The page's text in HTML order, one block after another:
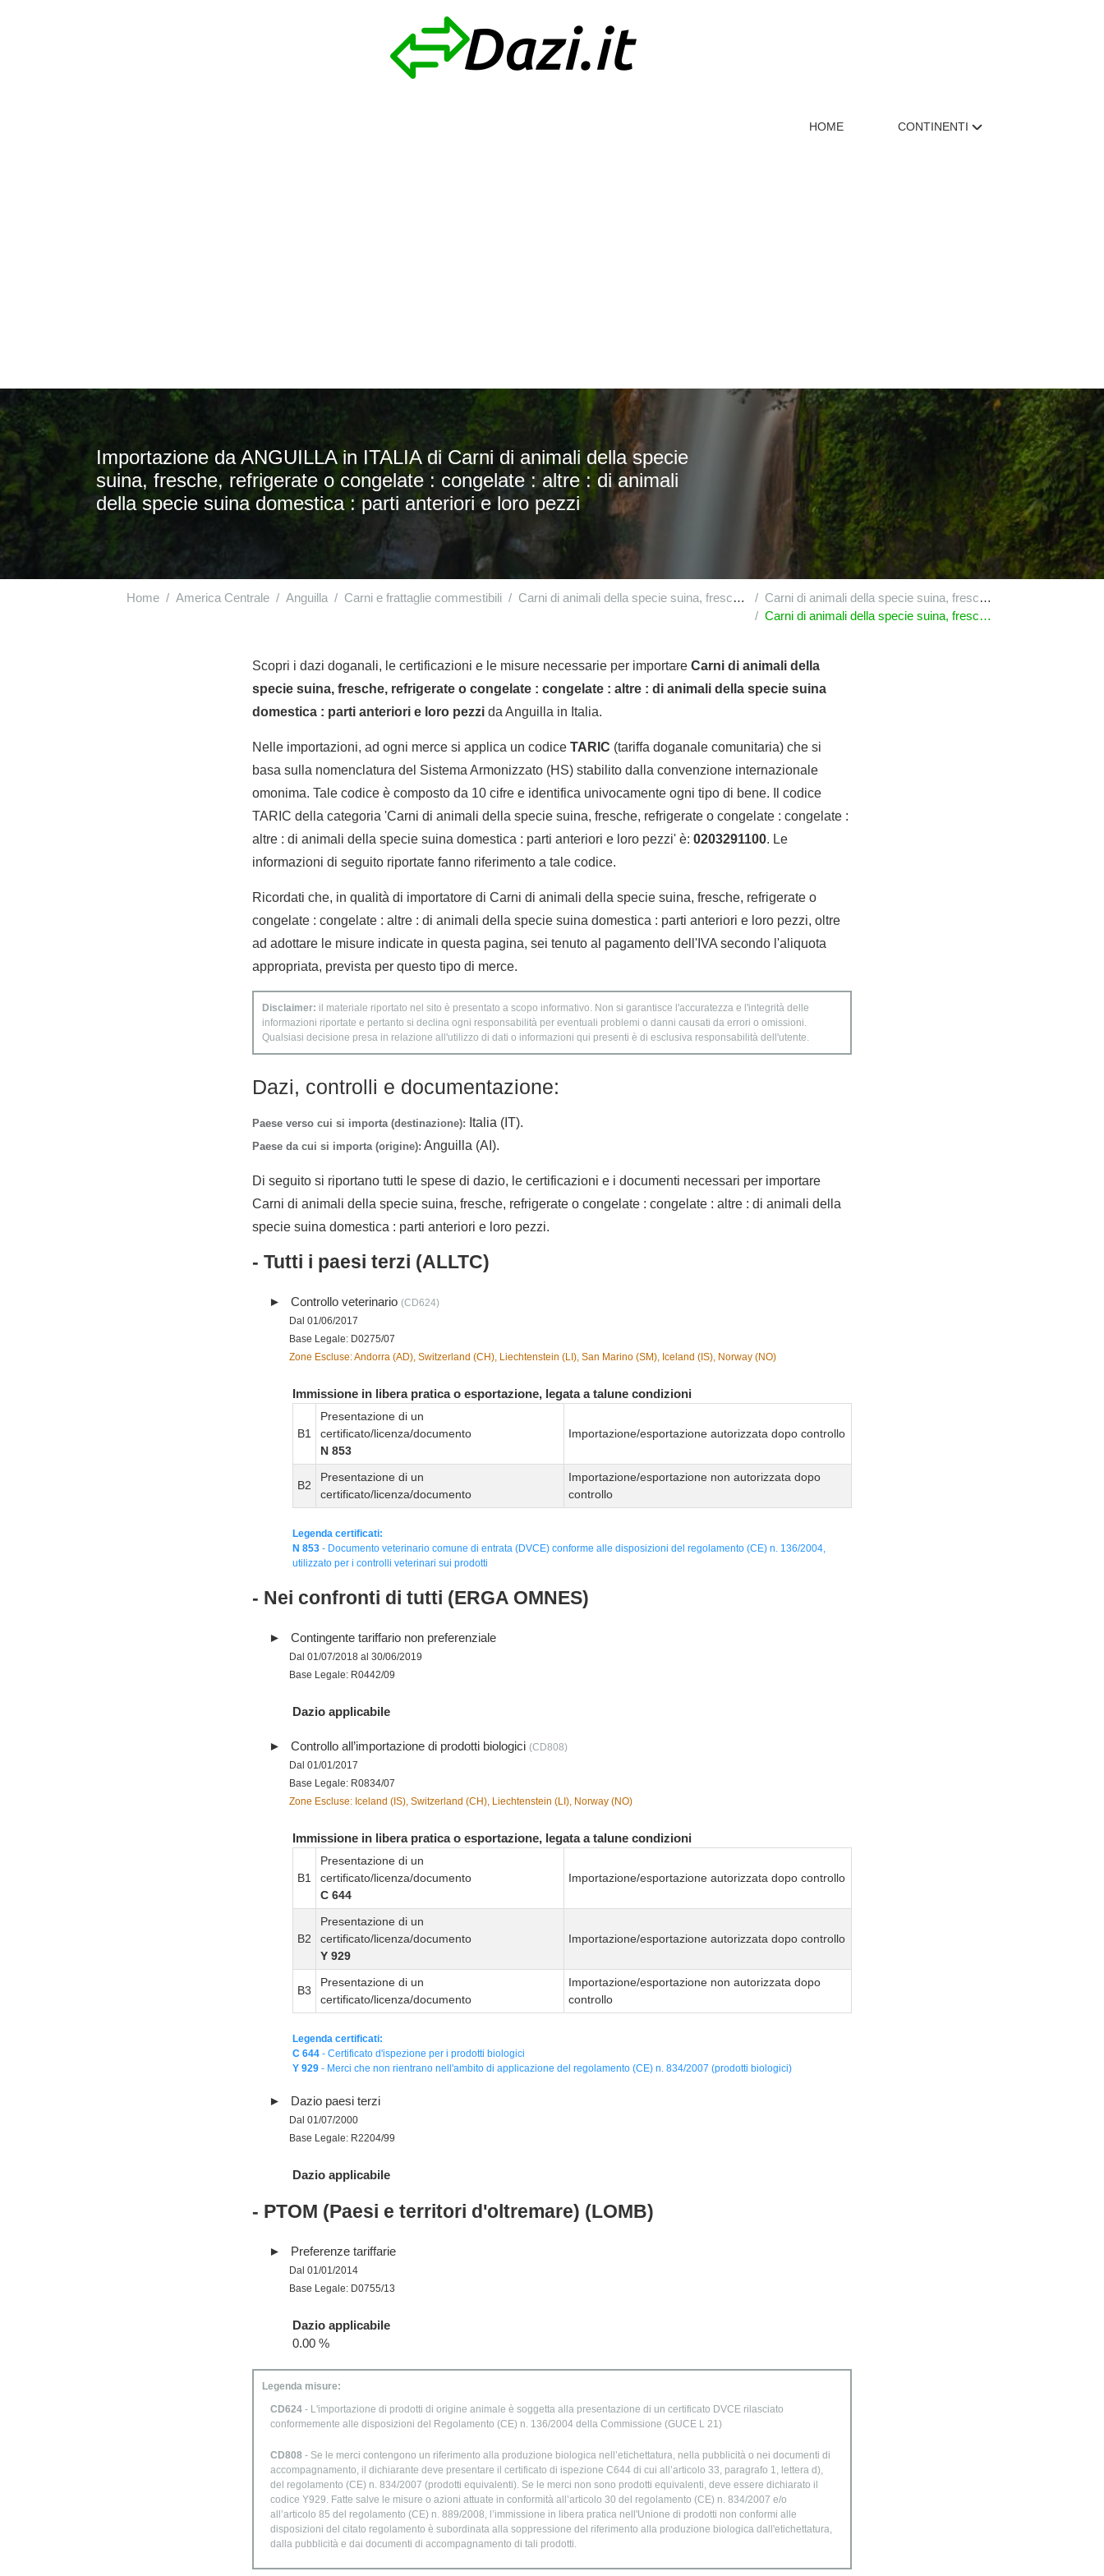
HOME CONTINENTI
Importazione da ANGUILLA in ITALIA di Carni di animali della specie
suina, fresche, refrigerate o congelate : congelate : altre : di animali
della specie suina domestica : parti anteriori e loro pezzi
Home America Centrale Anguilla Carni e frattaglie commestibili Carni di animali della specie suina, fresche, refrigerate o congelate
Carni di animali della specie suina, fresche, refrigerate o congelate : congelate : altre
Carni di animali della specie suina, fresche, refrigerate o congelate : congelate : altre : di animali della specie suina domestica : parti anteriori e loro pezzi
Scopri i dazi doganali, le certificazioni e le misure necessarie per importare Carni di animali della
specie suina, fresche, refrigerate o congelate : congelate : altre : di animali della specie suina
domestica : parti anteriori e loro pezzi da Anguilla in Italia.
Nelle importazioni, ad ogni merce si applica un codice TARIC (tariffa doganale comunitaria) che si
basa sulla nomenclatura del Sistema Armonizzato (HS) stabilito dalla convenzione internazionale
omonima. Tale codice è composto da 10 cifre e identifica univocamente ogni tipo di bene. Il codice
TARIC della categoria 'Carni di animali della specie suina, fresche, refrigerate o congelate : congelate :
altre : di animali della specie suina domestica : parti anteriori e loro pezzi' è: 0203291100. Le
informazioni di seguito riportate fanno riferimento a tale codice.
Ricordati che, in qualità di importatore di Carni di animali della specie suina, fresche, refrigerate o
congelate : congelate : altre : di animali della specie suina domestica : parti anteriori e loro pezzi, oltre
ad adottare le misure indicate in questa pagina, sei tenuto al pagamento dell'IVA secondo l'aliquota
appropriata, prevista per questo tipo di merce.
Disclaimer: il materiale riportato nel sito è presentato a scopo informativo. Non si garantisce l'accuratezza e l'integrità delle
informazioni riportate e pertanto si declina ogni responsabilità per eventuali problemi o danni causati da errori o omissioni.
Qualsiasi decisione presa in relazione all'utilizzo di dati o informazioni qui presenti è di esclusiva responsabilità dell'utente.
Dazi, controlli e documentazione:
Paese verso cui si importa (destinazione): Italia (IT).
Paese da cui si importa (origine): Anguilla (AI).
Di seguito si riportano tutti le spese di dazio, le certificazioni e i documenti necessari per importare
Carni di animali della specie suina, fresche, refrigerate o congelate : congelate : altre : di animali della
specie suina domestica : parti anteriori e loro pezzi.
- Tutti i paesi terzi (ALLTC)
Controllo veterinario (CD624)
Dal 01/06/2017
Base Legale: D0275/07
Zone Escluse: Andorra (AD), Switzerland (CH), Liechtenstein (LI), San Marino (SM), Iceland (IS), Norway (NO)
Immissione in libera pratica o esportazione, legata a talune condizioni
B1
Presentazione di un
certificato/licenza/documento
N 853
Importazione/esportazione autorizzata dopo controllo
B2
Presentazione di un
certificato/licenza/documento
Importazione/esportazione non autorizzata dopo
controllo
Legenda certificati:
N 853 - Documento veterinario comune di entrata (DVCE) conforme alle disposizioni del regolamento (CE) n. 136/2004,
utilizzato per i controlli veterinari sui prodotti
- Nei confronti di tutti (ERGA OMNES)
Contingente tariffario non preferenziale
Dal 01/07/2018 al 30/06/2019
Base Legale: R0442/09
Dazio applicabile
Controllo all’importazione di prodotti biologici (CD808)
Dal 01/01/2017
Base Legale: R0834/07
Zone Escluse: Iceland (IS), Switzerland (CH), Liechtenstein (LI), Norway (NO)
Immissione in libera pratica o esportazione, legata a talune condizioni
B1
Presentazione di un
certificato/licenza/documento
C 644
Importazione/esportazione autorizzata dopo controllo
B2
Presentazione di un
certificato/licenza/documento
Y 929
Importazione/esportazione autorizzata dopo controllo
B3
Presentazione di un
certificato/licenza/documento
Importazione/esportazione non autorizzata dopo
controllo
Legenda certificati:
C 644 - Certificato d'ispezione per i prodotti biologici
Y 929 - Merci che non rientrano nell'ambito di applicazione del regolamento (CE) n. 834/2007 (prodotti biologici)
Dazio paesi terzi
Dal 01/07/2000
Base Legale: R2204/99
Dazio applicabile
- PTOM (Paesi e territori d'oltremare) (LOMB)
Preferenze tariffarie
Dal 01/01/2014
Base Legale: D0755/13
Dazio applicabile
0.00 %
Legenda misure:
CD624 - L'importazione di prodotti di origine animale è soggetta alla presentazione di un certificato DVCE rilasciato
conformemente alle disposizioni del Regolamento (CE) n. 136/2004 della Commissione (GUCE L 21)
CD808 - Se le merci contengono un riferimento alla produzione biologica nell’etichettatura, nella pubblicità o nei documenti di
accompagnamento, il dichiarante deve presentare il certificato di ispezione C644 di cui all’articolo 33, paragrafo 1, lettera d),
del regolamento (CE) n. 834/2007 (prodotti equivalenti). Se le merci non sono prodotti equivalenti, deve essere dichiarato il
codice Y929. Fatte salve le misure o azioni attuate in conformità all’articolo 30 del regolamento (CE) n. 834/2007 e/o
all’articolo 85 del regolamento (CE) n. 889/2008, l’immissione in libera pratica nell'Unione di prodotti non conformi alle
disposizioni del citato regolamento è subordinata alla soppressione del riferimento alla produzione biologica dall'etichettatura,
dalla pubblicità e dai documenti di accompagnamento di tali prodotti.